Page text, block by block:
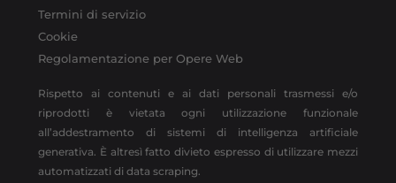
Termini di servizio
Cookie
Regolamentazione per Opere Web
Rispetto ai contenuti e ai dati personali trasmessi e/o
riprodotti è vietata ogni utilizzazione funzionale
all’addestramento di sistemi di intelligenza artificiale
generativa. È altresì fatto divieto espresso di utilizzare mezzi
automatizzati di data scraping.